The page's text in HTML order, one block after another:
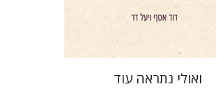
$46
$41
ואולי נתראה עוד